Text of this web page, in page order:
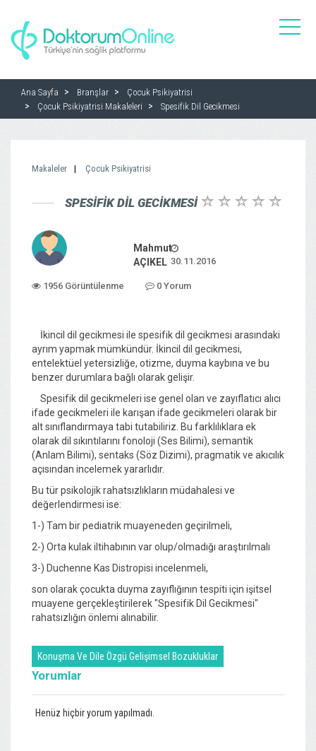
toggle
Ana Sayfa Branşlar
Çocuk Psikiyatrisi
Çocuk Psikiyatrisi Makaleleri
Spesifik Dil Gecikmesi
Makaleler Çocuk Psikiyatrisi
SPESIFIK DIL GECIKMESI
Mahmut
AÇIKEL 30.11.2016
1956 Görüntülenme 0 Yorum
İkincil dil gecikmesi ile spesifik dil gecikmesi arasındaki
ayrım yapmak mümkündür. İkincil dil gecikmesi,
entelektüel yetersizliğe, otizme, duyma kaybına ve bu
benzer durumlara bağlı olarak gelişir.
Spesifik dil gecikmeleri ise genel olan ve zayıflatıcı alıcı
ifade gecikmeleri ile karışan ifade gecikmeleri olarak bir
alt sınıflandırmaya tabi tutabiliriz. Bu farklılıklara ek
olarak dil sıkıntılarını fonoloji (Ses Bilimi), semantik
(Anlam Bilimi), sentaks (Söz Dizimi), pragmatik ve akıcılık
açısından incelemek yararlıdır.
Bu tür psikolojik rahatsızlıkların müdahalesi ve
değerlendirmesi ise:
1-) Tam bir pediatrik muayeneden geçirilmeli,
2-) Orta kulak iltihabının var olup/olmadığı araştırılmalı
3-) Duchenne Kas Distropisi incelenmeli,
son olarak çocukta duyma zayıflığının tespiti için işitsel
muayene gerçekleştirilerek "Spesifik Dil Gecikmesi"
rahatsızlığın önlemi alınabilir.
Konuşma Ve Dile Özgü Gelişimsel Bozukluklar
Yorumlar
Henüz hiçbir yorum yapılmadı.